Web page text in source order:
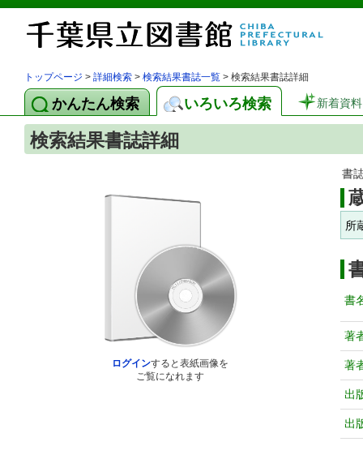
トップページ > 詳細検索 > 検索結果書誌一覧 > 検索結果書誌詳細
かんたん検索 いろいろ検索 新着資料
検索結果書誌詳細
ログインすると表紙画像を
ご覧になれます
書
所
書
著
著
出
出